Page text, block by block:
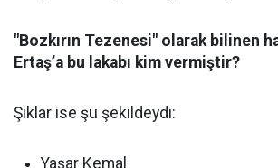
"Bozkırın Tezenesi" olarak bilinen
Ertaş’a bu lakabı kim vermiştir?
Şıklar ise şu şekildeydi:
Yaşar Kemal